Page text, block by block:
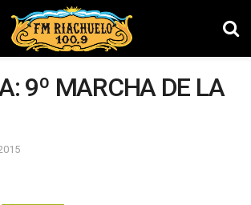
9º MARCHA DE LA